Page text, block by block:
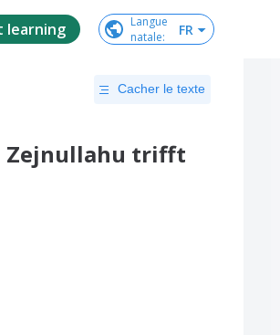
learning
Langue
natale: FR
Cacher le texte
Zejnullahu trifft